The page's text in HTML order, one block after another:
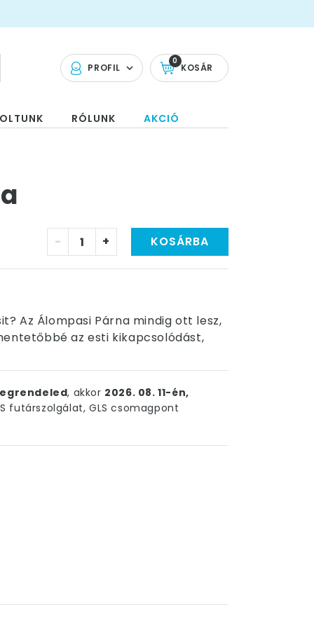
PROFIL KOSÁR
0
RÓLUNK AKCIÓ
- + KOSÁRBA
Az Álompasi Párna mindig ott lesz,
az esti kikapcsolódást,
, akkor 2026. 08. 11-én,
futárszolgálat, GLS csomagpont